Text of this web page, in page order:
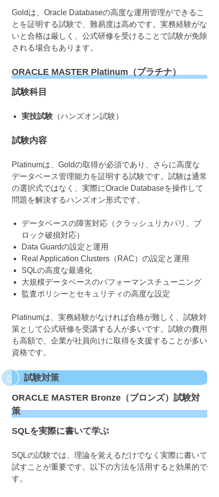
Goldは、Oracle Databaseの高度な運用管理ができるこ
とを証明する試験で、難易度は高めです。実務経験がな
いと合格は厳しく、公式研修を受けることで試験が免除
される場合もあります。
ORACLE MASTER Platinum（プラチナ）
試験科目
実技試験 （ハンズオン試験）
試験内容
Platinumは、Goldの取得が必須であり、さらに高度な
データベース管理能力を証明する試験です。試験は通常
の選択式ではなく、実際にOracle Databaseを操作して
問題を解決するハンズオン形式です。
データベースの障害対応（クラッシュリカバリ、ブ
ロック破損対応）
Data Guardの設定と運用
Real Application Clusters（RAC）の設定と運用
SQLの高度な最適化
大規模データベースのパフォーマンスチューニング
監査ポリシーとセキュリティの高度な設定
Platinumは、実務経験がなければ合格が難しく、試験対
策として公式研修を受講する人が多いです。試験の費用
も高額で、企業が社員向けに取得を支援することが多い
資格です。
試験対策
ORACLE MASTER Bronze（ブロンズ）試験対
策
SQLを実際に書いて学ぶ
SQLの試験では、理論を覚えるだけでなく実際に書いて
試すことが重要です。以下の方法を活用すると効果的で
す。